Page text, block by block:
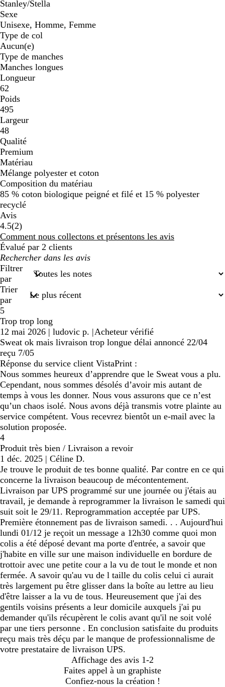
Stanley/Stella
Sexe
Unisexe, Homme, Femme
Type de col
Aucun(e)
Type de manches
Manches longues
Longueur
62
Poids
495
Largeur
48
Qualité
Premium
Matériau
Mélange polyester et coton
Composition du matériau
85 % coton biologique peigné et filé et 15 % polyester
recyclé
Avis
4.5(22
avis
)
Comment nous collectons et présentons les avis
Évalué par 2 clients
Mes
recherches
saisies
Filtrer
par
Trier
par
5
Trop trop long
12 mai 2026 | ludovic p. |Acheteur vérifié
Sweat ok mais livraison trop longue délai annoncé 22/04
reçu 7/05
Réponse du service client VistaPrint :
Nous sommes heureux d’apprendre que le Sweat vous a plu.
Cependant, nous sommes désolés d’avoir mis autant de
temps à vous les donner. Nous vous assurons que ce n’est
qu’un chaos isolé. Nous avons déjà transmis votre plainte au
service compétent. Vous recevrez bientôt un e-mail avec la
solution proposée.
4
Produit très bien / Livraison a revoir
1 déc. 2025 | Céline D.
Je trouve le produit de tes bonne qualité. Par contre en ce qui
concerne la livraison beaucoup de mécontentement.
Livraison par UPS programmé sur une journée ou j'étais au
travail, je demande à reprogrammer la livraison le samedi qui
suit soit le 29/11. Reprogrammation acceptée par UPS.
Première étonnement pas de livraison samedi. . . Aujourd'hui
lundi 01/12 je reçoit un message a 12h30 comme quoi mon
colis a été déposé devant ma porte d'entrée, a savoir que
j'habite en ville sur une maison individuelle en bordure de
trottoir avec une petite cour a la vu de tout le monde et non
fermée. A savoir qu'au vu de l taille du colis celui ci aurait
très largement pu être glisser dans la boîte au lettre au lieu
d'être laisser a la vu de tous. Heureusement que j'ai des
gentils voisins présents a leur domicile auxquels j'ai pu
demander qu'ils récupèrent le colis avant qu'il ne soit volé
par une tiers personne . En conclusion satisfaite du produits
reçu mais très déçu par le manque de professionnalisme de
votre prestataire de livraison UPS.
Affichage des avis 1-2
Faites appel à un graphiste
Confiez-nous la création !